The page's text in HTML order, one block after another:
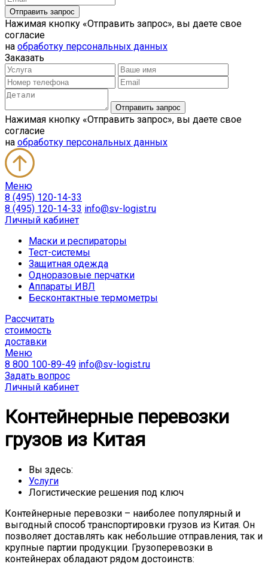
Нажимая кнопку «Отправить запрос», вы даете свое
согласие
на обработку персональных данных
Заказать
Нажимая кнопку «Отправить запрос», вы даете свое
согласие
на обработку персональных данных
Меню
8 (495) 120-14-33
8 (495) 120-14-33 info@sv-logist.ru
Личный кабинет
Маски и респираторы
Тест-системы
Защитная одежда
Одноразовые перчатки
Аппараты ИВЛ
Бесконтактные термометры
Расcчитать
стоимость
доставки
Меню
8 800 100-89-49 info@sv-logist.ru
Задать вопрос
Личный кабинет
Контейнерные перевозки
грузов из Китая
Вы здесь:
Услуги
Логистические решения под ключ
Контейнерные перевозки – наиболее популярный и
выгодный способ транспортировки грузов из Китая. Он
позволяет доставлять как небольшие отправления, так и
крупные партии продукции. Грузоперевозки в
контейнерах обладают рядом достоинств: